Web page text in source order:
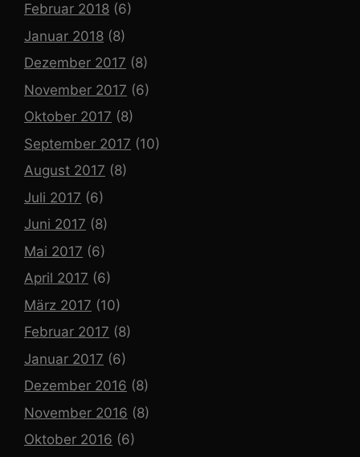
Februar 2018 (6)
Januar 2018 (8)
Dezember 2017 (8)
November 2017 (6)
Oktober 2017 (8)
September 2017 (10)
August 2017 (8)
Juli 2017 (6)
Juni 2017 (8)
Mai 2017 (6)
April 2017 (6)
März 2017 (10)
Februar 2017 (8)
Januar 2017 (6)
Dezember 2016 (8)
November 2016 (8)
Oktober 2016 (6)